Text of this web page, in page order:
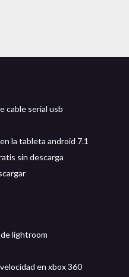
cable serial usb
la tableta android 7.1
sin descarga
lightroom
en xbox 360